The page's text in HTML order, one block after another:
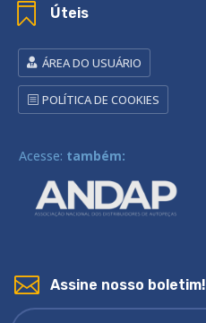
 Úteis
ÁREA DO USUÁRIO
POLÍTICA DE COOKIES
Acesse: também:
 Assine nosso boletim!